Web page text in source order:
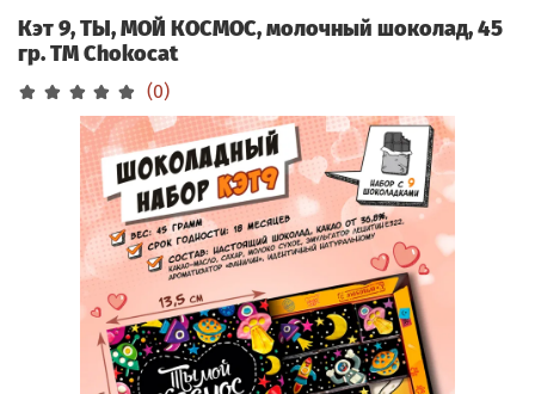
Кэт 9, ТЫ, МОЙ КОСМОС, молочный шоколад, 45
гр. TM Chokocat
(0)